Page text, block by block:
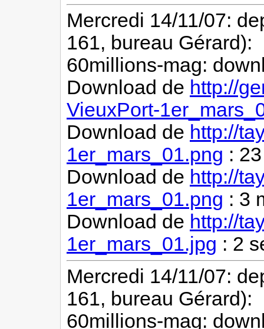
Mercredi 14/11/07:
161, bureau Gérard):
60millions-mag:
Download de http://
VieuxPort-
Download de http://
1er_mars_01.png :
Download de http://
1er_mars_01.png : 3
Download de http://
1er_mars_01.jpg : 2
Mercredi 14/11/07:
161, bureau Gérard):
60millions-mag: